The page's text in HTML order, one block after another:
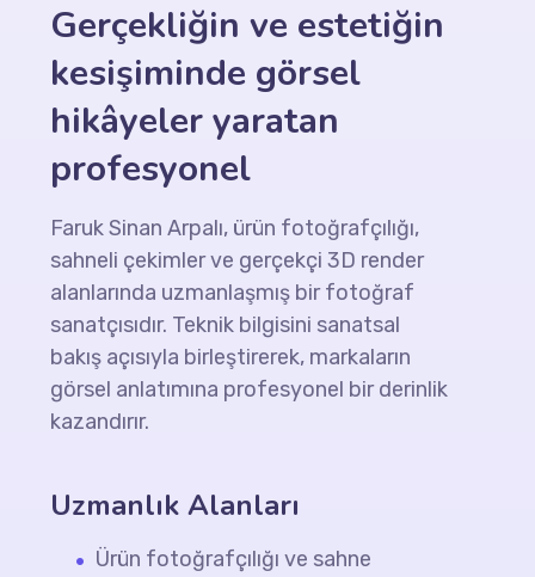
Gerçekliğin ve estetiğin
kesişiminde görsel
hikâyeler yaratan
profesyonel
Faruk Sinan Arpalı, ürün fotoğrafçılığı,
sahneli çekimler ve gerçekçi 3D render
alanlarında uzmanlaşmış bir fotoğraf
sanatçısıdır. Teknik bilgisini sanatsal
bakış açısıyla birleştirerek, markaların
görsel anlatımına profesyonel bir derinlik
kazandırır.
Uzmanlık Alanları
Ürün fotoğrafçılığı ve sahne